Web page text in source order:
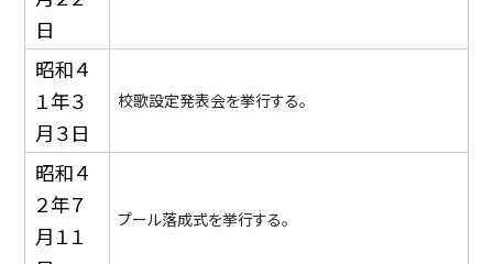
日
昭和４
１年３
月３日
校歌設定発表会を挙行する。
昭和４
２年７
月１１
プール落成式を挙行する。